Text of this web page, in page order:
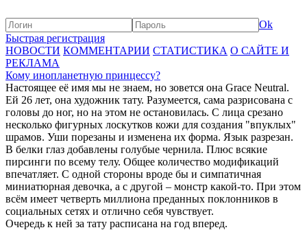
Ok
Быстрая регистрация
НОВОСТИ КОММЕНТАРИИ СТАТИСТИКА О САЙТЕ И
РЕКЛАМА
Кому инопланетную принцессу?
Настоящее её имя мы не знаем, но зовется она Grace Neutral.
Ей 26 лет, она художник тату. Разумеется, сама разрисована с
головы до ног, но на этом не остановилась. С лица срезано
несколько фигурных лоскутков кожи для создания "впуклых"
шрамов. Уши порезаны и изменена их форма. Язык разрезан.
В белки глаз добавлены голубые чернила. Плюс всякие
пирсинги по всему телу. Общее количество модификаций
впечатляет. С одной стороны вроде бы и симпатичная
миниатюрная девочка, а с другой – монстр какой-то. При этом
всём имеет четверть миллиона преданных поклонников в
социальных сетях и отлично себя чувствует.
Очередь к ней за тату расписана на год вперед.